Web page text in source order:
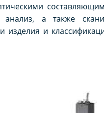
анализ, а также
изделия и